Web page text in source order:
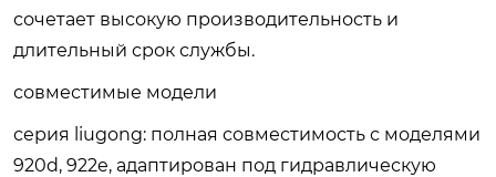
сочетает высокую производительность и
длительный срок службы.
совместимые модели
серия liugong: полная совместимость с моделями
920d, 922e, адаптирован под гидравлическую